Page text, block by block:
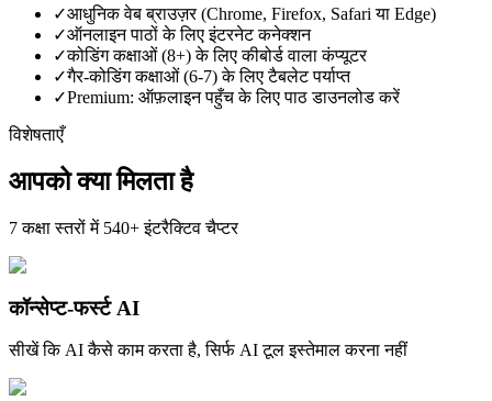
✓आधुनिक वेब ब्राउज़र (Chrome, Firefox, Safari या Edge)
✓ऑनलाइन पाठों के लिए इंटरनेट कनेक्शन
✓कोडिंग कक्षाओं (8+) के लिए कीबोर्ड वाला कंप्यूटर
✓गैर-कोडिंग कक्षाओं (6-7) के लिए टैबलेट पर्याप्त
✓Premium: ऑफ़लाइन पहुँच के लिए पाठ डाउनलोड करें
विशेषताएँ
आपको क्या मिलता है
7 कक्षा स्तरों में 540+ इंटरैक्टिव चैप्टर
कॉन्सेप्ट-फर्स्ट AI
सीखें कि AI कैसे काम करता है, सिर्फ AI टूल इस्तेमाल करना नहीं